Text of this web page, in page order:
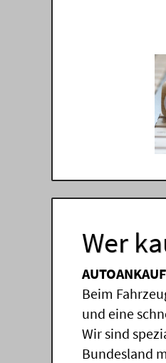
Wer
Beim
und eine
Wir sind
Bundesland